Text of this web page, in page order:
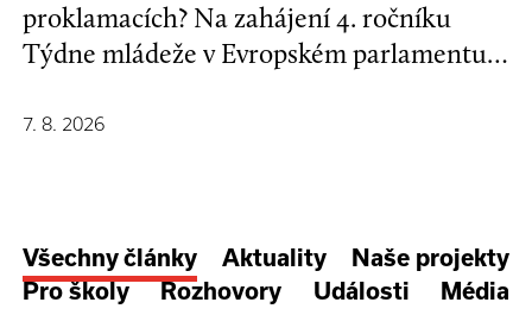
proklamacích? Na zahájení 4. ročníku
Týdne mládeže v Evropském parlamentu v
stakeholdeři zapojili do formulování nové
7. 8. 2026
Všechny články Aktuality
Naše projekty
Pro školy
Rozhovory Události Média